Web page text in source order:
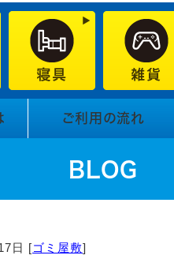
ご利用の流れ
BLOG
日 [ゴミ屋敷]